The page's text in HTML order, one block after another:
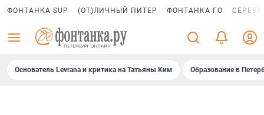
ФОНТАНКА SUP (ОТ)ЛИЧНЫЙ ПИТЕР ФОНТАНКА ГО
Основатель Levrana и критика на Татьяны Ким Образование в